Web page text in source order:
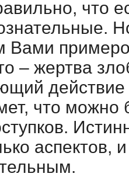
что
Вами
– жертва
что можно
аспектов,